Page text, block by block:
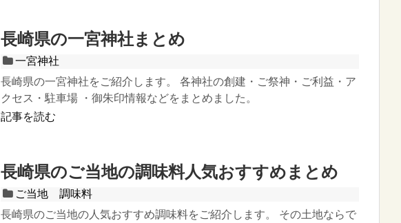
長崎県の一宮神社まとめ
一宮神社
長崎県の一宮神社をご紹介します。 各神社の創建・ご祭神・ご利益・ア
クセス・駐車場 ・御朱印情報などをまとめました。
記事を読む
長崎県のご当地の調味料人気おすすめまとめ
ご当地 調味料
長崎県のご当地の人気おすすめ調味料をご紹介します。 その土地ならで